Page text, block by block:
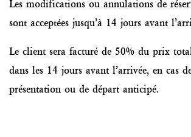
Les modifications ou annulations de
sont acceptées jusqu’à 14 jours avant
Le client sera facturé de 50% du prix
dans les 14 jours avant l’arrivée, en cas
présentation ou de départ anticipé.